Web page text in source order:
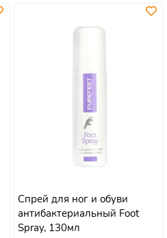
Спрей для ног и обуви
антибактериальный Foot
Spray, 130мл